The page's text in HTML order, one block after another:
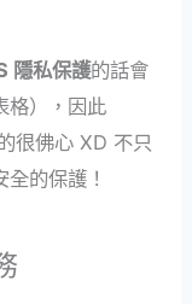
隱私保護的話會
格），因此
很佛心 XD 不只
的保護！